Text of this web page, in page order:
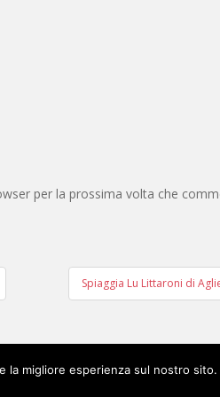
per la prossima volta che
Spiaggia Lu Littaroni di
la migliore esperienza sul nostro